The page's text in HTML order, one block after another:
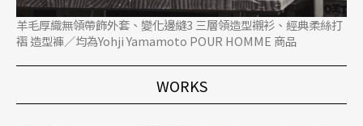
羊毛厚織無領帶飾外套、變化邊縫3 三層領造型襯衫、經典柔絲打
褶 造型褲／均為Yohji Yamamoto POUR HOMME 商品
WORKS